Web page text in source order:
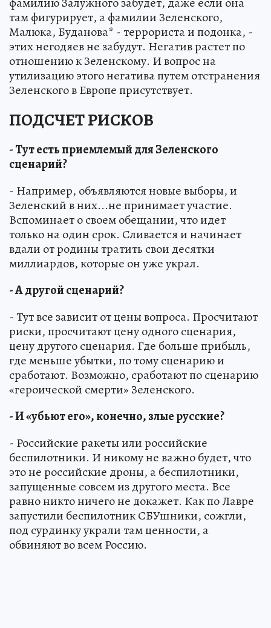
там фигурирует, а фамилии Зеленского,
Малюка, Буданова* - террориста и подонка, -
этих негодяев не забудут. Негатив растет по
отношению к Зеленскому. И вопрос на
утилизацию этого негатива путем отстранения
Зеленского в Европе присутствует.
ПОДСЧЕТ РИСКОВ
- Тут есть приемлемый для Зеленского
сценарий?
- Например, объявляются новые выборы, и
Зеленский в них...не принимает участие.
Вспоминает о своем обещании, что идет
только на один срок. Сливается и начинает
вдали от родины тратить свои десятки
миллиардов, которые он уже украл.
- А другой сценарий?
- Тут все зависит от цены вопроса. Просчитают
риски, просчитают цену одного сценария,
цену другого сценария. Где больше прибыль,
где меньше убытки, по тому сценарию и
сработают. Возможно, сработают по сценарию
«героической смерти» Зеленского.
- И «убьют его», конечно, злые русские?
- Российские ракеты или российские
беспилотники. И никому не важно будет, что
это не российские дроны, а беспилотники,
запущенные совсем из другого места. Все
равно никто ничего не докажет. Как по Лавре
запустили беспилотник СБУшники, сожгли,
под сурдинку украли там ценности, а
обвиняют во всем Россию.